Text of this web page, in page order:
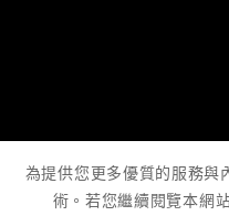
為提供您更多優質的服務
術。若您繼續閱覽本網